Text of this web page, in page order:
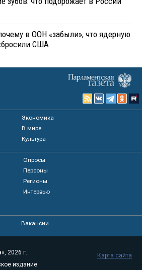
в ООН «забыли», что ядерную
США
Экономика
В мире
Культура
Опросы
Персоны
Регионы
Интервью
Вакансии
2026 г.
издание
Карта сайта